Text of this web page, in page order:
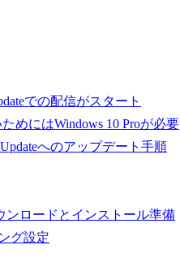
での配信がスタート
めにはWindows 10 Proが必要
Updateへのアップデート手順
ンロードとインストール準備
グ設定